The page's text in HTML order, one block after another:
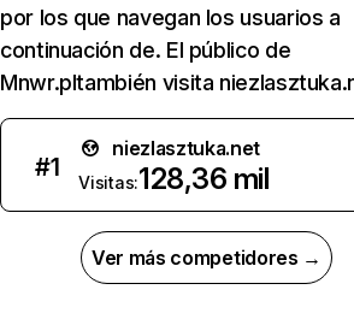
por los que navegan los usuarios a
continuación de. El público de
Mnwr.pltambién visita
#1
niezlasztuka.net
Visitas:128,36 mil
Ver más competidores →